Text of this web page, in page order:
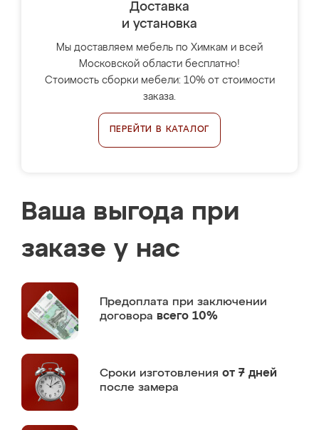
Доставка
и установка
Мы доставляем мебель по Химкам и всей
Московской области бесплатно!
Стоимость сборки мебели: 10% от стоимости
заказа.
ПЕРЕЙТИ В КАТАЛОГ
Ваша выгода при
заказе у нас
Предоплата при заключении
договора всего 10%
Сроки изготовления от 7 дней
после замера